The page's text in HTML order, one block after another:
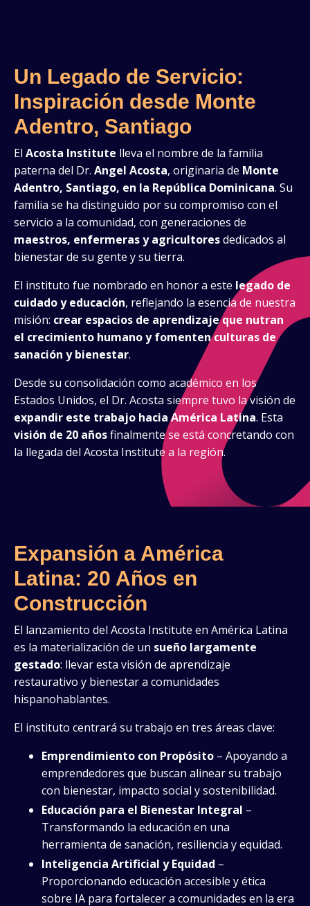
Un Legado de Servicio:
Inspiración desde Monte
Adentro, Santiago
El Acosta Institute lleva el nombre de la familia
paterna del Dr. Angel Acosta, originaria de Monte
Adentro, Santiago, en la República Dominicana. Su
familia se ha distinguido por su compromiso con el
servicio a la comunidad, con generaciones de
maestros, enfermeras y agricultoresdedicados al
bienestar de su gente y su tierra.
El instituto fue nombrado en honor a este legado de
cuidado y educación, reflejando la esencia de nuestra
misión: crear espacios de aprendizaje que nutran
el crecimiento humano y fomenten culturas de
sanación y bienestar.
Desde su consolidación como académico en los
Estados Unidos, el Dr. Acosta siempre tuvo la visión de
expandir este trabajo hacia América Latina. Esta
visión de 20 añosfinalmente se está concretando con
la llegada del Acosta Institute a la región.
Expansión a América
Latina: 20 Años en
Construcción
El lanzamiento del Acosta Institute en América Latina
es la materialización de un sueño largamente
gestado: llevar esta visión de aprendizaje
restaurativo y bienestar a comunidades
hispanohablantes.
El instituto centrará su trabajo en tres áreas clave:
Emprendimiento con Propósito – Apoyando a
emprendedores que buscan alinear su trabajo
con bienestar, impacto social y sostenibilidad.
Educación para el Bienestar Integral –
Transformando la educación en una
herramienta de sanación, resiliencia y equidad.
Inteligencia Artificial y Equidad –
Proporcionando educación accesible y ética
sobre IA para fortalecer a comunidades en la era